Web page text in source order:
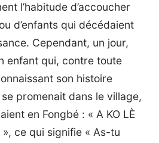
l’habitude d’accoucher
d’enfants qui décédaient
Cependant, un jour,
enfant qui, contre toute
son histoire
promenait dans le village,
en Fongbé : « A KO LÈ
», ce qui signifie « As-tu